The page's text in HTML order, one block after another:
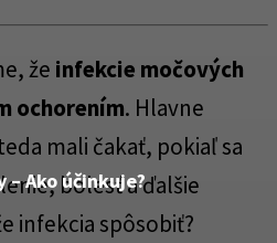
– Ako účinkuje?
že infekcie močových
ochorením. Hlavne
mali čakať, pokiaľ sa
bolesť a ďalšie
infekcia spôsobiť?